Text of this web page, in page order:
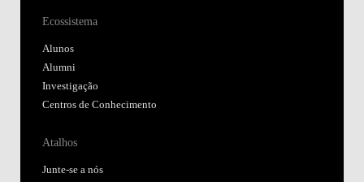
Ecossistema
Alunos
Alumni
Investigação
Centros de Conhecimento
Atalhos
Junte-se a nós